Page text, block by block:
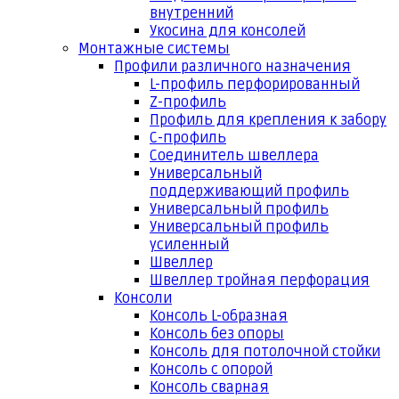
внутренний
Укосина для консолей
Монтажные системы
Профили различного назначения
L-профиль перфорированный
Z-профиль
Профиль для крепления к забору
С-профиль
Соединитель швеллера
Универсальный
поддерживающий профиль
Универсальный профиль
Универсальный профиль
усиленный
Швеллер
Швеллер тройная перфорация
Консоли
Консоль L-образная
Консоль без опоры
Консоль для потолочной стойки
Консоль с опорой
Консоль сварная